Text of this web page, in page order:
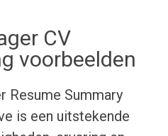
CV
voorbeelden
Resume Summary
is een uitstekende